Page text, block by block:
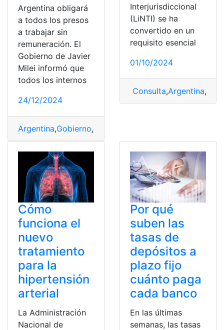
Argentina obligará
a todos los presos
a trabajar sin
remuneración. El
Gobierno de Javier
Milei informó que
todos los internos
24/12/2024
Argentina,Gobierno,obligará
Interjurisdiccional
(LiNTI) se ha
convertido en un
requisito esencial
01/10/2024
Consulta,Argentina,
Cómo
funciona el
nuevo
tratamiento
para la
hipertensión
arterial
La Administración
Nacional de
Por qué
suben las
tasas de
depósitos a
plazo fijo
cuánto paga
cada banco
En las últimas
semanas, las tasas